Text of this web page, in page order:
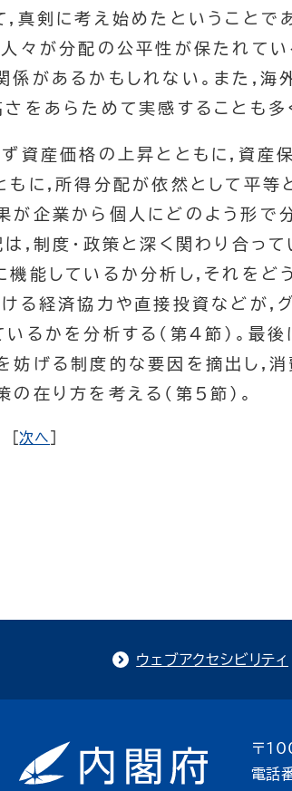
,真剣に考え始めたということで
々が分配の公平性が保たれて
係があるかもしれない。また,
さをあらためて実感することも多
資産価格の上昇とともに,資産
もに,所得分配が依然として平
が企業から個人にどのよう形
は,制度・政策と深く関わり合っ
機能しているか分析し,それを
る経済協力や直接投資などが,
いるかを分析する(第4節)。最
妨げる制度的な要因を摘出し,
の在り方を考える(第5節)。
] [次へ
ウェブアクセシビリティ
〒
電話